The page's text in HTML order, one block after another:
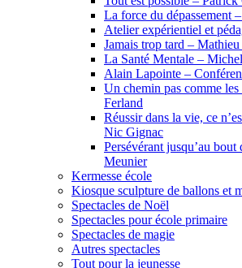
La force du dépassement
Atelier expérientiel et
Jamais trop tard –
La Santé Mentale –
Alain Lapointe –
Un chemin pas comme
Ferland
Réussir dans la vie, ce
Nic Gignac
Persévérant jusqu’au
Meunier
Kermesse école
Kiosque sculpture de ballons et
Spectacles de Noël
Spectacles pour école primaire
Spectacles de magie
Autres spectacles
Tout pour la jeunesse